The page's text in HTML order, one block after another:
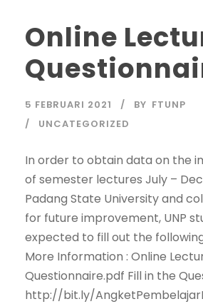
Online
5 FEBRUARI 2021 BY FTUNP
UNCATEGORIZED
In order to obtain data on the
of semester lectures July –
Padang State University and
for future improvement, UNP
expected to fill out the
More Information : Online
Questionnaire.pdf Fill in the
http://bit.ly/